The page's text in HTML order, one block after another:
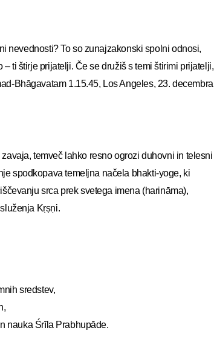
nevednosti? To so zunajzakonski spolni odnosi,
ti štirje prijatelji. Če se družiš s temi štirimi prijatelji,
Bhāgavatam 1.15.45, Los Angeles, 23. decembra
temveč lahko resno ogrozi duhovni in telesni
spodkopava temeljna načela bhakti-yoge, ki
srca prek svetega imena (harināma),
Kṛṣṇi.
sredstev,
nauka Śrīla Prabhupāde.